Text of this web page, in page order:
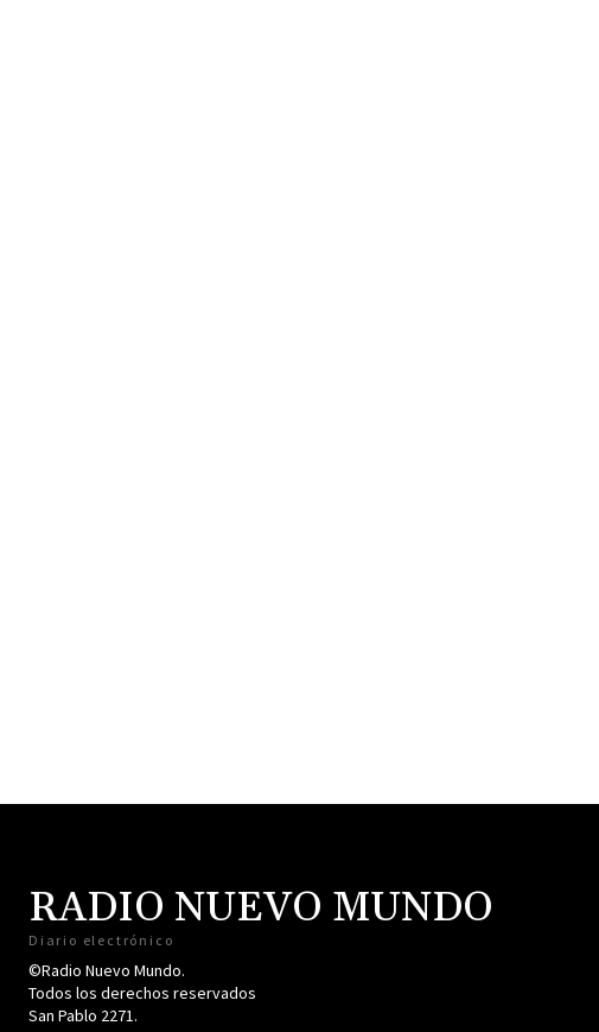
RADIO NUEVO MUNDO
Diario electrónico
©Radio Nuevo Mundo.
Todos los derechos reservados
San Pablo 2271.